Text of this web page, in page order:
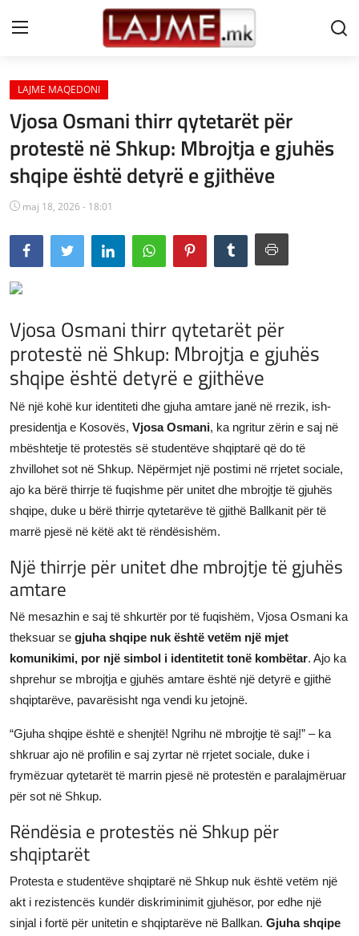
Shtëpi
LAJME MAQEDONI
SHQIPERI
KOSOVA
LAJME NGA BOTA
SHOWBIZ
SHENDETI
JETA
Gallery
Shqip
LAJME MAQEDONI
Vjosa Osmani thirr qytetarët për
protestë në Shkup: Mbrojtja e gjuhës
shqipe është detyrë e gjithëve
maj 18, 2026 - 18:01
Vjosa Osmani thirr qytetarët për
protestë në Shkup: Mbrojtja e gjuhës
shqipe është detyrë e gjithëve
Në një kohë kur identiteti dhe gjuha amtare janë në rrezik, ish-
presidentja e Kosovës, Vjosa Osmani, ka ngritur zërin e saj në
mbështetje të protestës së studentëve shqiptarë që do të
zhvillohet sot në Shkup. Nëpërmjet një postimi në rrjetet sociale,
ajo ka bërë thirrje të fuqishme për unitet dhe mbrojtje të gjuhës
shqipe, duke u bërë thirrje qytetarëve të gjithë Ballkanit për të
marrë pjesë në këtë akt të rëndësishëm.
Një thirrje për unitet dhe mbrojtje të gjuhës
amtare
Në mesazhin e saj të shkurtër por të fuqishëm, Vjosa Osmani ka
theksuar se gjuha shqipe nuk është vetëm një mjet
komunikimi, por një simbol i identitetit tonë kombëtar. Ajo ka
shprehur se mbrojtja e gjuhës amtare është një detyrë e gjithë
shqiptarëve, pavarësisht nga vendi ku jetojnë.
“Gjuha shqipe është e shenjtë! Ngrihu në mbrojtje të saj!” – ka
shkruar ajo në profilin e saj zyrtar në rrjetet sociale, duke i
frymëzuar qytetarët të marrin pjesë në protestën e paralajmëruar
për sot në Shkup.
Rëndësia e protestës në Shkup për
shqiptarët
Protesta e studentëve shqiptarë në Shkup nuk është vetëm një
akt i rezistencës kundër diskriminimit gjuhësor, por edhe një
sinjal i fortë për unitetin e shqiptarëve në Ballkan. Gjuha shqipe